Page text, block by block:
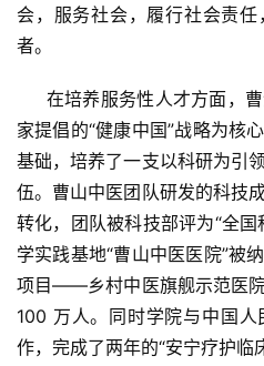
会，服务社会，履行社会责
者。
在培养服务性人才方面，曹
家提倡的“健康中国”战略为核
基础，培养了一支以科研为引
伍。曹山中医团队研发的科技
转化，团队被科技部评为“全
学实践基地“曹山中医医院”被
项目——乡村中医旗舰示范医
100 万人。同时学院与中国
作，完成了两年的“安宁疗护临